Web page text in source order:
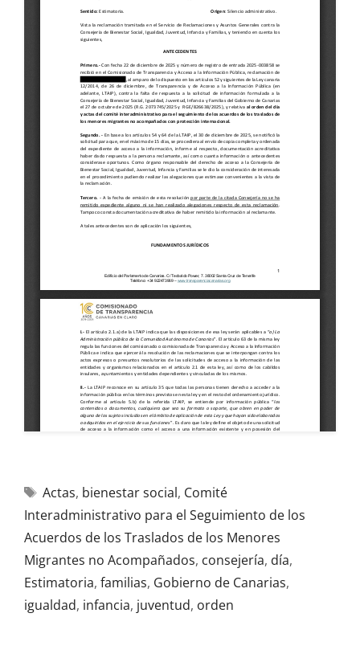
Actas, bienestar social, Comité
Interadministrativo para el Seguimiento de los
Acuerdos de los Traslados de los Menores
Migrantes no Acompañados, consejería, día,
Estimatoria, familias, Gobierno de Canarias,
igualdad, infancia, juventud, orden